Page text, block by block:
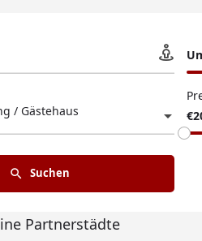
/ Gästehaus
Suchen
Partnerstädte